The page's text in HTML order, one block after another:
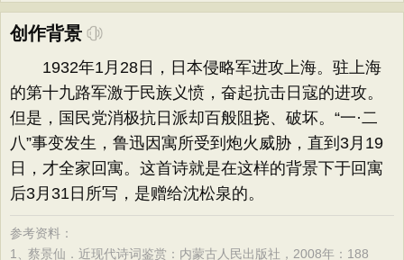
创作背景
1932年1月28日，日本侵略军进攻上海。驻上海
的第十九路军激于民族义愤，奋起抗击日寇的进攻。
但是，国民党消极抗日派却百般阻挠、破坏。“一·二
八”事变发生，鲁迅因寓所受到炮火威胁，直到3月19
日，才全家回寓。这首诗就是在这样的背景下于回寓
后3月31日所写，是赠给沈松泉的。
参考资料：
1、蔡景仙．近现代诗词鉴赏：内蒙古人民出版社，2008年：188